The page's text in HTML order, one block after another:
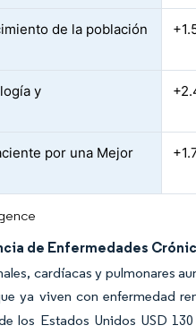
de la población
y
por una Mejor
de Enfermedades
cardíacas y pulmonares
ya viven con enfermedad
los Estados Unidos USD